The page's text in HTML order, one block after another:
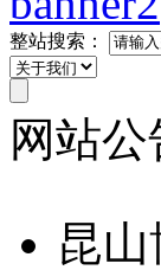
整站搜索：
网站公
昆